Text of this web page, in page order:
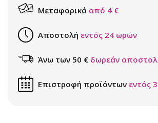
Μεταφορικά από 4 €
Αποστολή εντός 24 ωρών
Άνω των 50 € δωρεάν
Επιστροφή προϊόντων εντός